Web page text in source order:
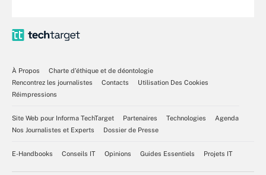
À Propos
Charte d’éthique et de déontologie
Rencontrez les journalistes
Contacts
Utilisation Des Cookies
Réimpressions
Site Web pour Informa TechTarget Partenaires Technologies
Agenda
Nos Journalistes et Experts
Dossier de Presse
E-Handbooks Conseils IT Opinions Guides Essentiels Projets IT